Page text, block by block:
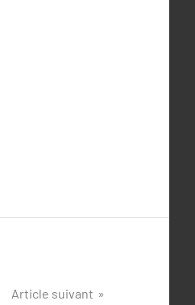
Article suivant